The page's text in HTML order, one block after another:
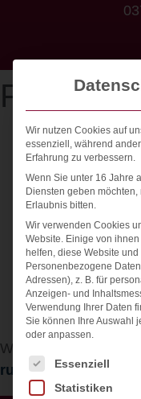
Layout/Entwurf
Design und
Logo
WordPress
HTML
CSS
Javascript
SEO-Onpage
Website besuchen:
ruegen.com
Wir nutzen Cookies auf
essenziell, während
Erfahrung zu verbessern.
Wenn Sie unter 16 Jahre
Diensten geben
Erlaubnis bitten.
Wir verwenden Cookies
Website. Einige von
helfen, diese Website
Personenbezogene
Adressen), z. B. für
Anzeigen- und
Verwendung Ihrer Daten
Sie können Ihre Auswahl
oder anpassen.
Es folgt eine
Essenziell
Statistiken